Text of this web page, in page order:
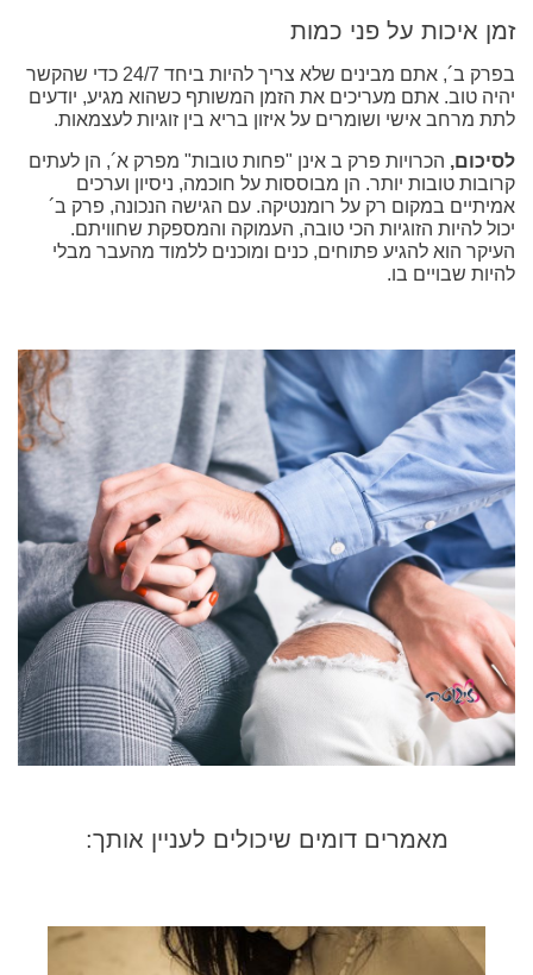
זמן איכות על פני כמות
בפרק ב´, אתם מבינים שלא צריך להיות ביחד 24/7 כדי שהקשר
יהיה טוב. אתם מעריכים את הזמן המשותף כשהוא מגיע, יודעים
לתת מרחב אישי ושומרים על איזון בריא בין זוגיות לעצמאות.
לסיכום, הכרויות פרק ב אינן "פחות טובות" מפרק א´, הן לעתים
קרובות טובות יותר. הן מבוססות על חוכמה, ניסיון וערכים
אמיתיים במקום רק על רומנטיקה. עם הגישה הנכונה, פרק ב´
יכול להיות הזוגיות הכי טובה, העמוקה והמספקת שחוויתם.
העיקר הוא להגיע פתוחים, כנים ומוכנים ללמוד מהעבר מבלי
להיות שבויים בו.
מאמרים דומים שיכולים לעניין אותך: